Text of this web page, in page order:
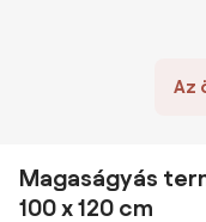
Az
Magaságyás
100 x 120 cm